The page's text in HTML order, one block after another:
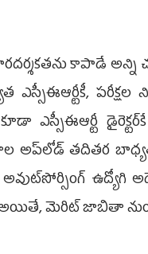
కాపాడే అన్ని
పరీక్షల
అప్‌లోడ్‌ తదితర
అవుట్‌సోర్సింగ్‌
అయితే, మెరిట్‌ జాబితా